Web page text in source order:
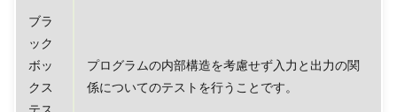
ブラ
ック
ボッ
クス
プログラムの内部構造を考慮せず入力と出力の関
係についてのテストを行うことです。